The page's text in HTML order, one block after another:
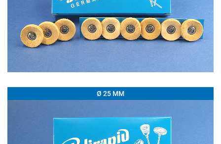
Ø 25 MM